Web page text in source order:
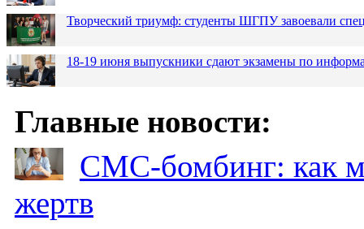
Творческий триумф: студенты ШГПУ завоевали
18-19 июня выпускники сдают экзамены по
Главные новости:
СМС-бомбинг: как
жертв